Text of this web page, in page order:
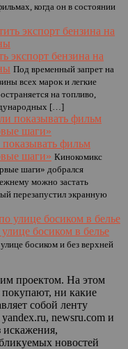
когда он в состоянии
экспорт бензина на
Под временный запрет на
всех марок и легкие
на топливо,
[…]
фильм
шаги» Кинокомикс
шаги» добрался
можно застать
перезапустил экранную
босиком в белье
босиком и без верхней
проектом. На этом
покупают, ни какие
собой ленту
newsru.com и
искажения,
новостей